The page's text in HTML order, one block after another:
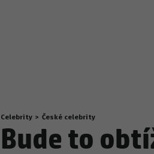
Nacházíte
se
zde:
Celebrity > České celebrity
Bude to